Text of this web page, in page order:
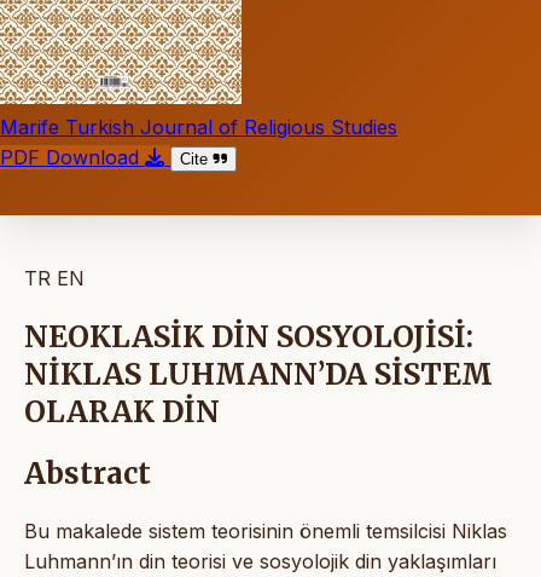
Marife Turkish Journal of Religious Studies
PDF Download
Cite
TR EN
NEOKLASİK DİN SOSYOLOJİSİ:
NİKLAS LUHMANN’DA SİSTEM
OLARAK DİN
Abstract
Bu makalede sistem teorisinin önemli temsilcisi Niklas
Luhmann’ın din teorisi ve sosyolojik din yaklaşımları